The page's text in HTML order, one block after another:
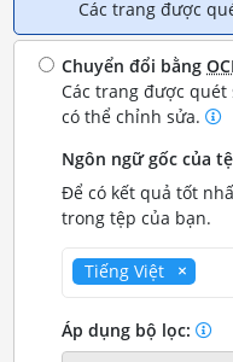
Các trang được
Chuyển đổi bằng
Các trang được
có thể chỉnh sửa.
Ngôn ngữ gốc của
Để có kết quả tốt
trong tệp của bạn.
Tiếng Việt
Áp dụng bộ lọc: